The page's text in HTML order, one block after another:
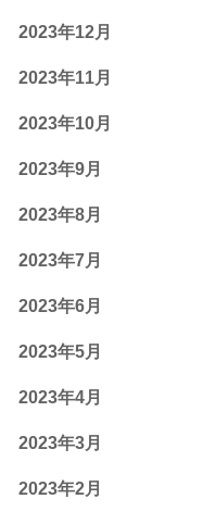
2023年12月
2023年11月
2023年10月
2023年9月
2023年8月
2023年7月
2023年6月
2023年5月
2023年4月
2023年3月
2023年2月